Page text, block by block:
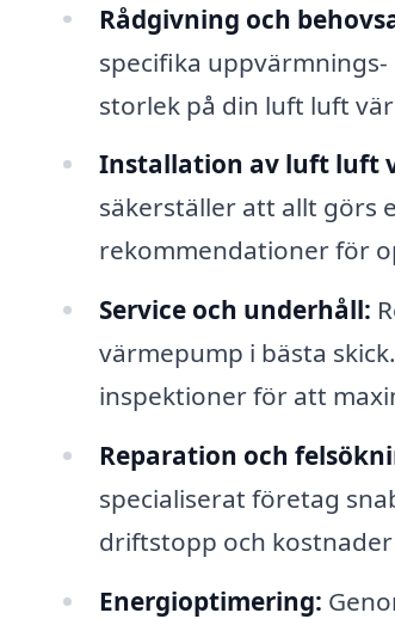
Rådgivning och
specifika
storlek på din luft luft
Installation av luft luft
säkerställer att allt görs
rekommendationer för
Service och underhåll:
värmepump i bästa
inspektioner för att
Reparation och
specialiserat företag
driftstopp och
Energioptimering: